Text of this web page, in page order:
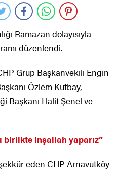
Ramazan dolayısıyla
düzenlendi.
Grup Başkanvekili Engin
Özlem Kutbay,
Başkanı Halit Şenel ve
birlikte inşallah yaparız”
eden CHP Arnavutköy